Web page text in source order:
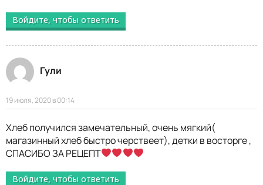
Войдите, чтобы ответить
Гули
19 июля, 2020 в 00:14
Хлеб получился замечательный, очень мягкий(
магазинный хлеб быстро черствеет), детки в восторге ,
СПАСИБО ЗА РЕЦЕПТ
Войдите, чтобы ответить